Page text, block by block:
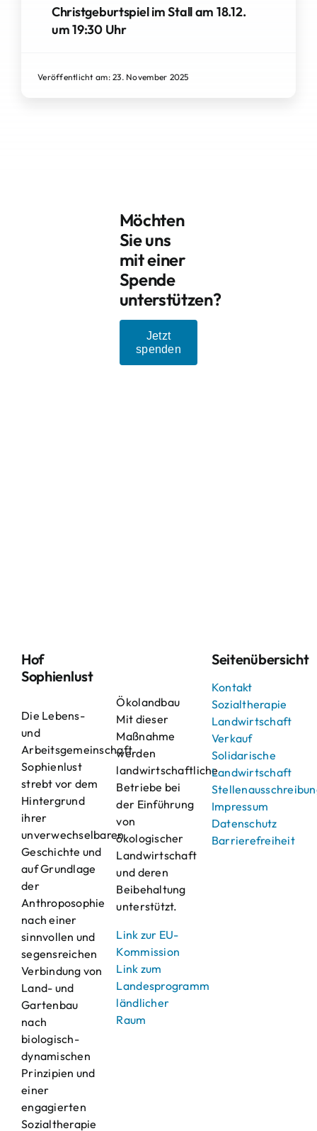
Christgeburtspiel im Stall am 18.12.
um 19:30 Uhr
Veröffentlicht am: 23. November 2025
Möchten
Sie uns
mit einer
Spende
unterstützen?
Jetzt
spenden
Hof
Sophienlust
Die Lebens-
und
Arbeitsgemeinschaft
Sophienlust
strebt vor dem
Hintergrund
ihrer
unverwechselbaren
Geschichte und
auf Grundlage
der
Anthroposophie
nach einer
sinnvollen und
segensreichen
Verbindung von
Land- und
Gartenbau
nach
biologisch-
dynamischen
Prinzipien und
einer
engagierten
Sozialtherapie
Ökolandbau
Mit dieser
Maßnahme
werden
landwirtschaftliche
Betriebe bei
der Einführung
von
ökologischer
Landwirtschaft
und deren
Beibehaltung
unterstützt.
Link zur EU-
Kommission
Link zum
Landesprogramm
ländlicher
Raum
Seitenübersicht
Kontakt
Sozialtherapie
Landwirtschaft
Verkauf
Solidarische
Landwirtschaft
Impressum
Datenschutz
Barrierefreiheit